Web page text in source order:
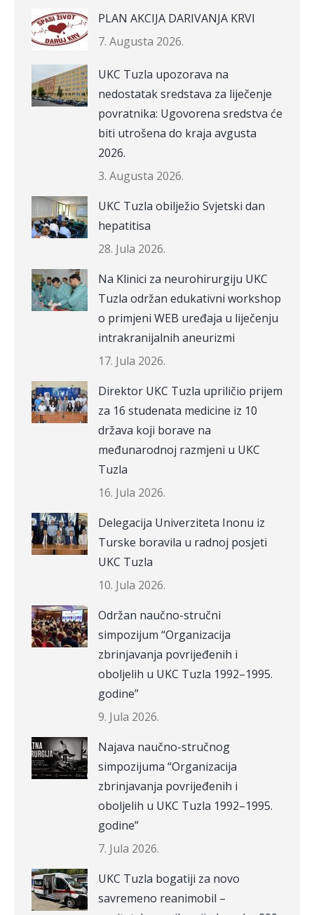
PLAN AKCIJA DARIVANJA KRVI
7. Augusta 2026.
UKC Tuzla upozorava na
nedostatak sredstava za liječenje
povratnika: Ugovorena sredstva će
biti utrošena do kraja avgusta
2026.
3. Augusta 2026.
UKC Tuzla obilježio Svjetski dan
hepatitisa
28. Jula 2026.
Na Klinici za neurohirurgiju UKC
Tuzla održan edukativni workshop
o primjeni WEB uređaja u liječenju
intrakranijalnih aneurizmi
17. Jula 2026.
Direktor UKC Tuzla upriličio prijem
za 16 studenata medicine iz 10
država koji borave na
međunarodnoj razmjeni u UKC
Tuzla
16. Jula 2026.
Delegacija Univerziteta Inonu iz
Turske boravila u radnoj posjeti
UKC Tuzla
10. Jula 2026.
Održan naučno-stručni
simpozijum “Organizacija
zbrinjavanja povrijeđenih i
oboljelih u UKC Tuzla 1992–1995.
godine”
9. Jula 2026.
Najava naučno-stručnog
simpozijuma “Organizacija
zbrinjavanja povrijeđenih i
oboljelih u UKC Tuzla 1992–1995.
godine”
7. Jula 2026.
UKC Tuzla bogatiji za novo
savremeno reanimobil –